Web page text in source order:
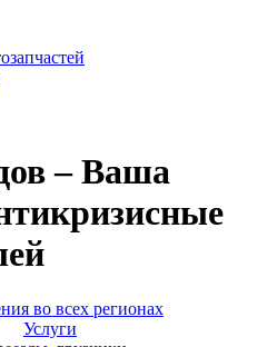
– Ваша
во всех регионах
Услуги